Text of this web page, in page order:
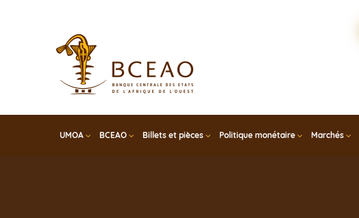
UMOA BCEAO Billets et pièces Politique monétaire Marchés